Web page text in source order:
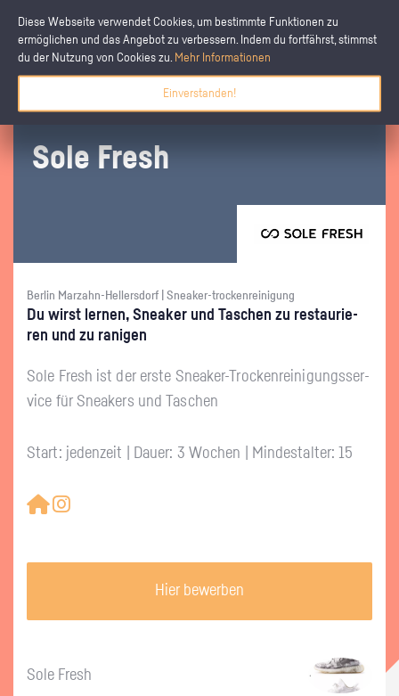
Diese Webseite verwendet Cookies, um bestimmte Funktionen zu
ermöglichen und das Angebot zu verbessern. Indem du fortfährst, stimmst
du der Nutzung von Cookies zu. Mehr Informationen
Einverstanden!
Sole Fresh
Berlin Marzahn-Hellersdorf | Sneaker-trockenreinigung
Du wirst ler­nen, Snea­ker und Ta­schen zu re­stau­rie­
ren und zu ra­ni­gen
Sole Fresh ist der erste Snea­ker-Tro­cken­rei­ni­gungs­ser­
vice für Snea­kers und Ta­schen
Start: jedenzeit | Dauer: 3 Wochen | Mindestalter: 15
Hier bewerben
Sole Fresh